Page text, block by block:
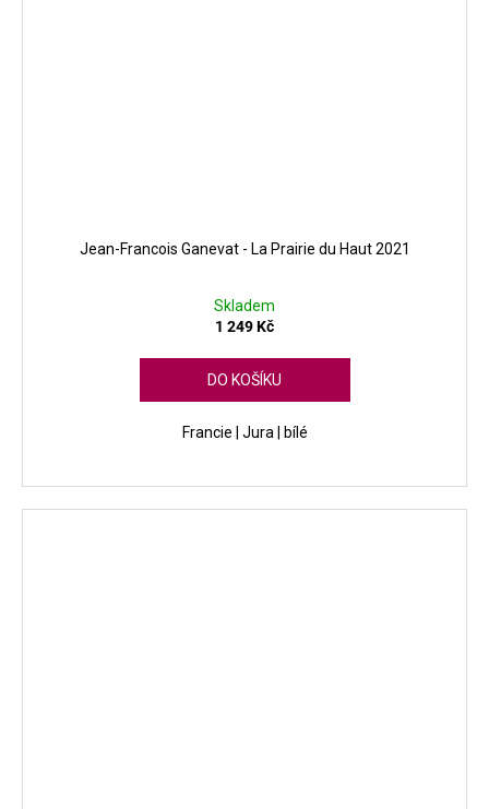
Jean-Francois Ganevat - La Prairie du Haut 2021
Skladem
1 249 Kč
DO KOŠÍKU
Francie | Jura | bílé